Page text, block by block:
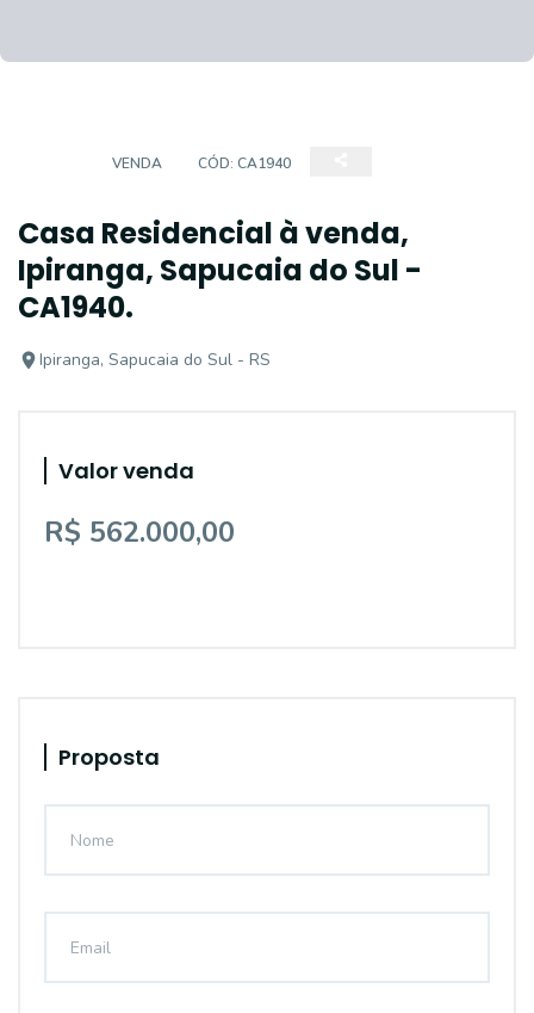
VENDA CÓD: CA1940
Casa Residencial à venda,
Ipiranga, Sapucaia do Sul -
CA1940.
Ipiranga, Sapucaia do Sul - RS
Valor venda
R$ 562.000,00
Proposta